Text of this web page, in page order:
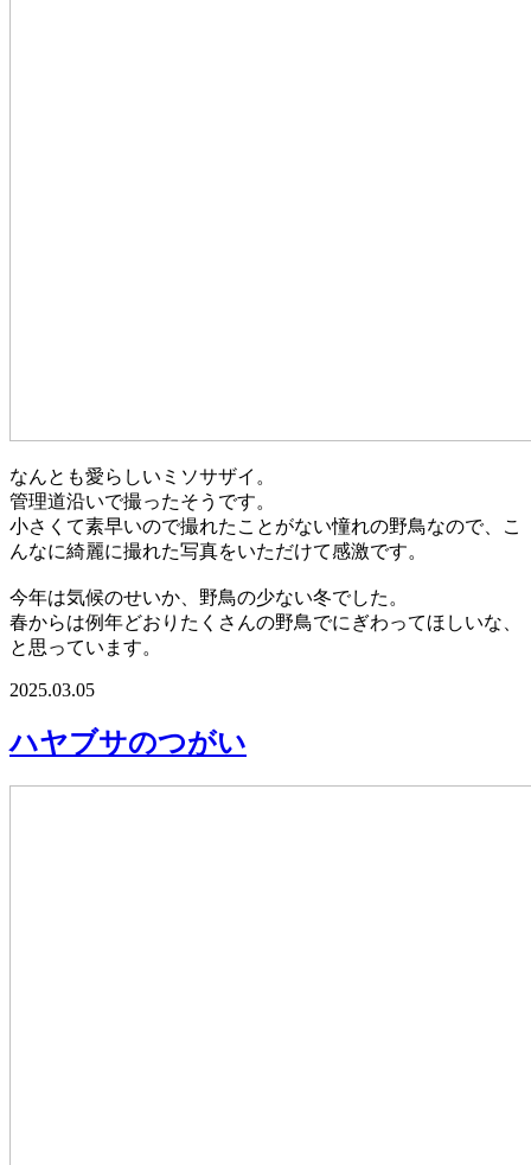
なんとも愛らしいミソサザイ。
管理道沿いで撮ったそうです。
小さくて素早いので撮れたことがない憧れの野鳥なので、こ
んなに綺麗に撮れた写真をいただけて感激です。
今年は気候のせいか、野鳥の少ない冬でした。
春からは例年どおりたくさんの野鳥でにぎわってほしいな、
と思っています。
2025.03.05
ハヤブサのつがい